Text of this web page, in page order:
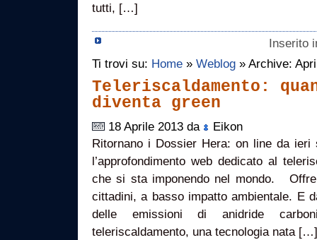
tutti, […]
Inserito
Ti trovi su: Home » Weblog » Archive:
Teleriscaldamento:
diventa green
18 Aprile 2013 da
Eikon
Ritornano i Dossier Hera: on line da ieri
l’approfondimento web dedicato al
che si sta imponendo nel mondo.
cittadini, a basso impatto ambientale. E
delle emissioni di anidride
teleriscaldamento, una tecnologia nata […]